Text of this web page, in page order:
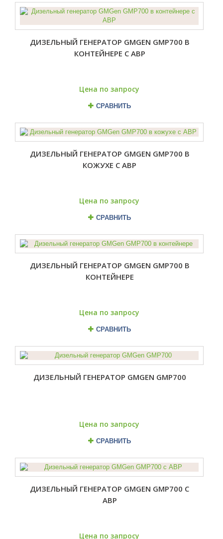
ДИЗЕЛЬНЫЙ ГЕНЕРАТОР GMGEN GMP700 В
КОНТЕЙНЕРЕ С АВР
Цена по запросу
СРАВНИТЬ
ДИЗЕЛЬНЫЙ ГЕНЕРАТОР GMGEN GMP700 В
КОЖУХЕ С АВР
Цена по запросу
СРАВНИТЬ
ДИЗЕЛЬНЫЙ ГЕНЕРАТОР GMGEN GMP700 В
КОНТЕЙНЕРЕ
Цена по запросу
СРАВНИТЬ
ДИЗЕЛЬНЫЙ ГЕНЕРАТОР GMGEN GMP700
Цена по запросу
СРАВНИТЬ
ДИЗЕЛЬНЫЙ ГЕНЕРАТОР GMGEN GMP700 С
АВР
Цена по запросу